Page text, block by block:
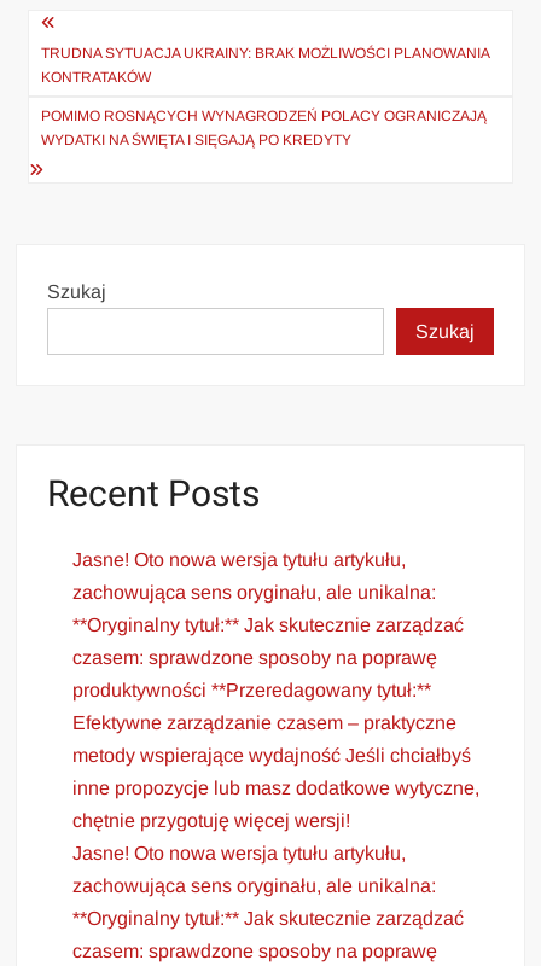
Nawigacja
wpisu
TRUDNA SYTUACJA UKRAINY: BRAK MOŻLIWOŚCI PLANOWANIA
KONTRATAKÓW
POMIMO ROSNĄCYCH WYNAGRODZEŃ POLACY OGRANICZAJĄ
WYDATKI NA ŚWIĘTA I SIĘGAJĄ PO KREDYTY
Szukaj
Szukaj
Recent Posts
Jasne! Oto nowa wersja tytułu artykułu,
zachowująca sens oryginału, ale unikalna:
**Oryginalny tytuł:** Jak skutecznie zarządzać
czasem: sprawdzone sposoby na poprawę
produktywności **Przeredagowany tytuł:**
Efektywne zarządzanie czasem – praktyczne
metody wspierające wydajność Jeśli chciałbyś
inne propozycje lub masz dodatkowe wytyczne,
chętnie przygotuję więcej wersji!
Jasne! Oto nowa wersja tytułu artykułu,
zachowująca sens oryginału, ale unikalna:
**Oryginalny tytuł:** Jak skutecznie zarządzać
czasem: sprawdzone sposoby na poprawę